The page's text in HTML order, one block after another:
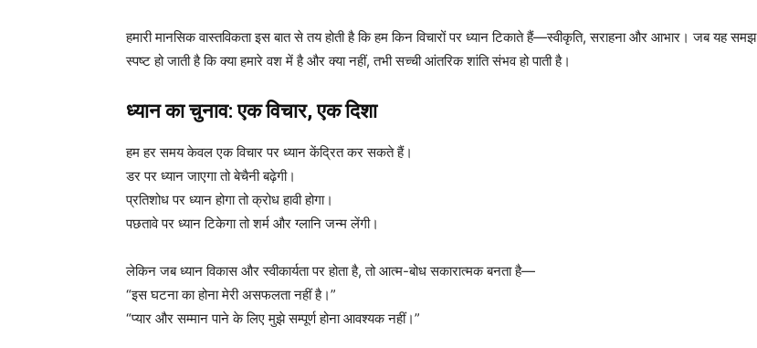
हमारी मानसिक वास्तविकता इस बात से तय होती है कि हम किन विचारों पर ध्यान टिकाते हैं—स्वीकृति, सराहना और आभार। जब यह समझ
स्पष्ट हो जाती है कि क्या हमारे वश में है और क्या नहीं, तभी सच्ची आंतरिक शांति संभव हो पाती है।
ध्यान का चुनाव: एक विचार, एक दिशा
हम हर समय केवल एक विचार पर ध्यान केंद्रित कर सकते हैं।
डर पर ध्यान जाएगा तो बेचैनी बढ़ेगी।
प्रतिशोध पर ध्यान होगा तो क्रोध हावी होगा।
पछतावे पर ध्यान टिकेगा तो शर्म और ग्लानि जन्म लेंगी।
लेकिन जब ध्यान विकास और स्वीकार्यता पर होता है, तो आत्म-बोध सकारात्मक बनता है—
“इस घटना का होना मेरी असफलता नहीं है।”
“प्यार और सम्मान पाने के लिए मुझे सम्पूर्ण होना आवश्यक नहीं।”